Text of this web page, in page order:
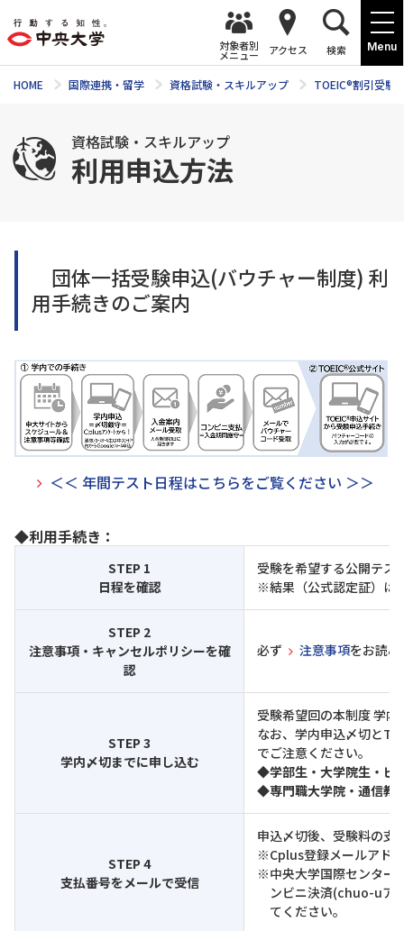
Menu
対象者別
メニュー アクセス 検索
HOME 国際連携・留学 資格試験・スキルアップ TOEIC®割引受験
資格試験・スキルアップ
利用申込方法
団体一括受験申込(バウチャー制度) 利
用手続きのご案内
＜＜ 年間テスト日程はこちらをご覧ください ＞＞
◆利用手続き：
STEP 1
日程を確認
受験を希望する公開テス
※結果（公式認定証）は
STEP 2
注意事項・キャンセルポリシーを確
認
必ず 注意事項をお読
STEP 3
学内〆切までに申し込む
受験希望回の本制度 学
なお、学内申込〆切と
でご注意ください。
◆学部生・大学院生・ビ
◆専門職大学院・通信教
STEP 4
支払番号をメールで受信
申込〆切後、受験料の支
※Cplus登録メールアド
※中央大学国際センタ
ンビニ決済(chuo-uア
てください。